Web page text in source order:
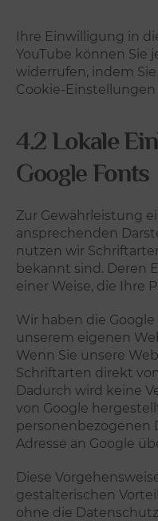
Ihre Einwilligung in
YouTube können Sie
widerrufen, indem
Cookie-Einstellungen
4.2 Lokale
GoogleFonts
Zur Gewährleistung
ansprechenden
nutzen wir
bekannt sind. Deren
einer Weise, die Ihre
Wir haben die
unserem eigenen
Wenn Sie unsere
Schriftarten direkt
Dadurch wird keine
von Google
personenbezogenen
Adresse an Google
Diese
gestalterischen
ohne die